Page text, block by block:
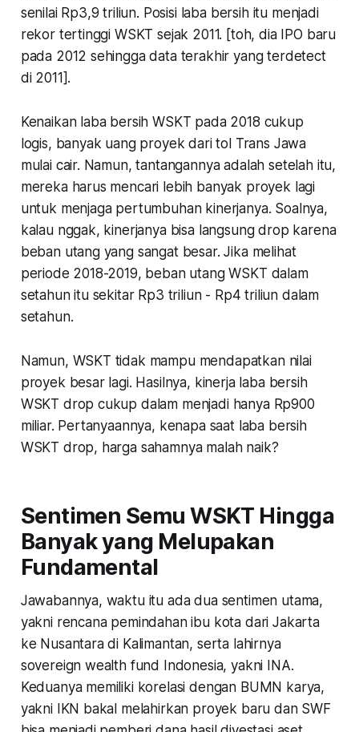
senilai Rp3,9 triliun. Posisi laba bersih itu menjadi
rekor tertinggi WSKT sejak 2011. [toh, dia IPO baru
pada 2012 sehingga data terakhir yang terdetect
di 2011].
Kenaikan laba bersih WSKT pada 2018 cukup
logis, banyak uang proyek dari tol Trans Jawa
mulai cair. Namun, tantangannya adalah setelah itu,
mereka harus mencari lebih banyak proyek lagi
untuk menjaga pertumbuhan kinerjanya. Soalnya,
kalau nggak, kinerjanya bisa langsung drop karena
beban utang yang sangat besar. Jika melihat
periode 2018-2019, beban utang WSKT dalam
setahun itu sekitar Rp3 triliun - Rp4 triliun dalam
setahun.
Namun, WSKT tidak mampu mendapatkan nilai
proyek besar lagi. Hasilnya, kinerja laba bersih
WSKT drop cukup dalam menjadi hanya Rp900
miliar. Pertanyaannya, kenapa saat laba bersih
WSKT drop, harga sahamnya malah naik?
Sentimen Semu WSKT Hingga
Banyak yang Melupakan
Fundamental
Jawabannya, waktu itu ada dua sentimen utama,
yakni rencana pemindahan ibu kota dari Jakarta
ke Nusantara di Kalimantan, serta lahirnya
sovereign wealth fund Indonesia, yakni INA.
Keduanya memiliki korelasi dengan BUMN karya,
yakni IKN bakal melahirkan proyek baru dan SWF